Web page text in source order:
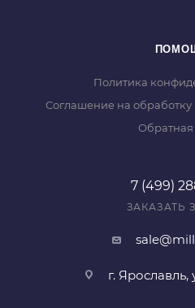
Политика
Соглашение на
Обратная
7 (499)
ЗАКАЗАТЬ
г.